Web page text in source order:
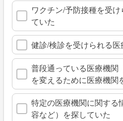
ワクチン/予防接種を受
ていた
健診/検診を受けられる
普段通っている医療機関
を変えるために医療機関
特定の医療機関に関する
容など）を探していた